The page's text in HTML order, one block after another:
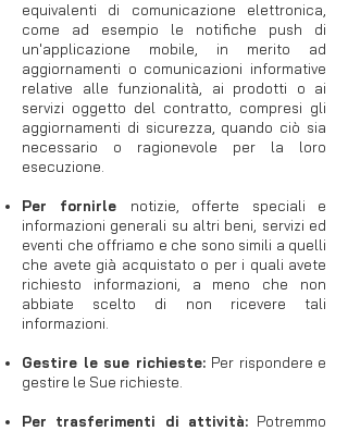
equivalenti di comunicazione elettronica,
come ad esempio le notifiche push di
un'applicazione mobile, in merito ad
aggiornamenti o comunicazioni informative
relative alle funzionalità, ai prodotti o ai
servizi oggetto del contratto, compresi gli
aggiornamenti di sicurezza, quando ciò sia
necessario o ragionevole per la loro
esecuzione.
Per fornirle notizie, offerte speciali e
informazioni generali su altri beni, servizi ed
eventi che offriamo e che sono simili a quelli
che avete già acquistato o per i quali avete
richiesto informazioni, a meno che non
abbiate scelto di non ricevere tali
informazioni.​
Gestire le sue richieste: Per rispondere e
gestire le Sue richieste.
Per trasferimenti di attività: Potremmo